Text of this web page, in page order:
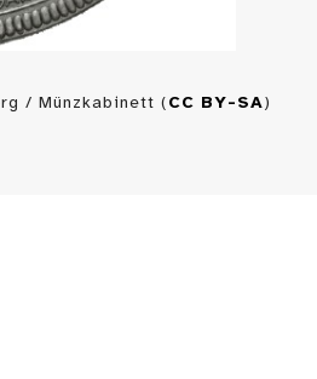
/ Münzkabinett ( CC BY-SA)